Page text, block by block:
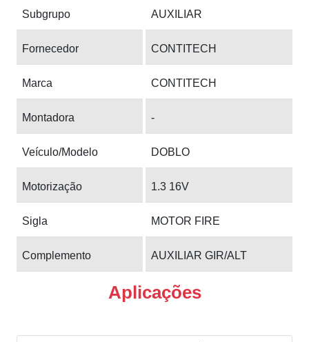
Subgrupo AUXILIAR
Fornecedor CONTITECH
Marca CONTITECH
Montadora -
Veículo/Modelo DOBLO
Motorização 1.3 16V
Sigla MOTOR FIRE
Complemento AUXILIAR GIR/ALT
Aplicações